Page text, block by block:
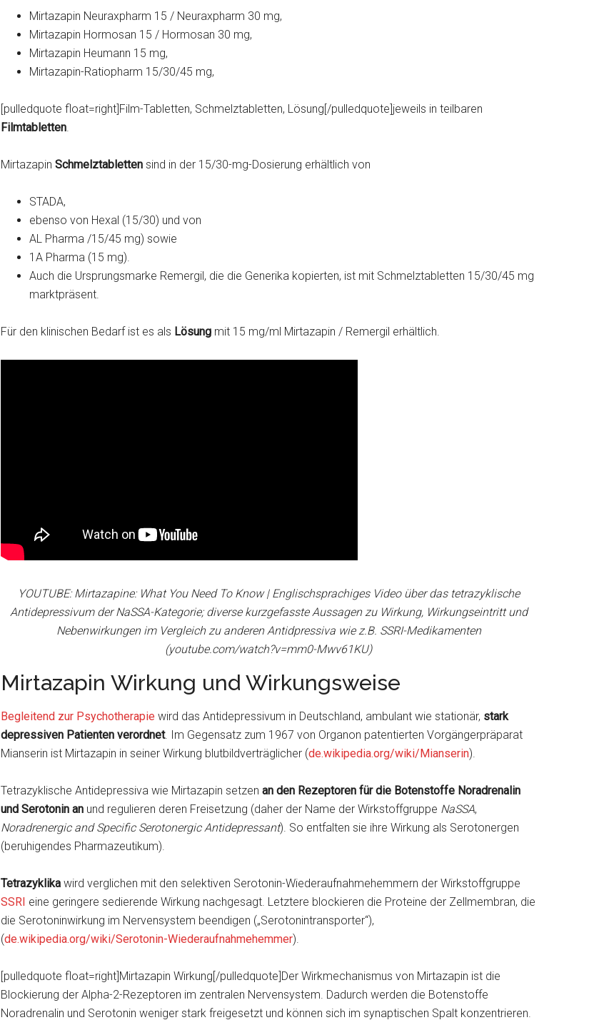
Mirtazapin Neuraxpharm 15 / Neuraxpharm 30 mg,
Mirtazapin Hormosan 15 / Hormosan 30 mg,
Mirtazapin Heumann 15 mg,
Mirtazapin-Ratiopharm 15/30/45 mg,
[pulledquote float=right]Film-Tabletten, Schmelztabletten, Lösung[/pulledquote]jeweils in teilbaren
Filmtabletten.
Mirtazapin Schmelztabletten sind in der 15/30-mg-Dosierung erhältlich von
STADA,
ebenso von Hexal (15/30) und von
AL Pharma /15/45 mg) sowie
1A Pharma (15 mg).
Auch die Ursprungsmarke Remergil, die die Generika kopierten, ist mit Schmelztabletten 15/30/45 mg
marktpräsent.
Für den klinischen Bedarf ist es als Lösung mit 15 mg/ml Mirtazapin / Remergil erhältlich.
YOUTUBE: Mirtazapine: What You Need To Know | Englischsprachiges Video über das tetrazyklische
Antidepressivum der NaSSA-Kategorie; diverse kurzgefasste Aussagen zu Wirkung, Wirkungseintritt und
Nebenwirkungen im Vergleich zu anderen Antidpressiva wie z.B. SSRI-Medikamenten
(youtube.com/watch?v=mm0-Mwv61KU)
Mirtazapin Wirkung und Wirkungsweise
Begleitend zur Psychotherapie wird das Antidepressivum in Deutschland, ambulant wie stationär, stark
depressiven Patienten verordnet. Im Gegensatz zum 1967 von Organon patentierten Vorgängerpräparat
Mianserin ist Mirtazapin in seiner Wirkung blutbildverträglicher (de.wikipedia.org/wiki/Mianserin).
Tetrazyklische Antidepressiva wie Mirtazapin setzen an den Rezeptoren für die Botenstoffe Noradrenalin
und Serotonin an und regulieren deren Freisetzung (daher der Name der Wirkstoffgruppe NaSSA,
Noradrenergic and Specific Serotonergic Antidepressant). So entfalten sie ihre Wirkung als Serotonergen
(beruhigendes Pharmazeutikum).
Tetrazyklika wird verglichen mit den selektiven Serotonin-Wiederaufnahmehemmern der Wirkstoffgruppe
SSRI eine geringere sedierende Wirkung nachgesagt. Letztere blockieren die Proteine der Zellmembran, die
die Serotoninwirkung im Nervensystem beendigen („Serotonintransporter“),
(de.wikipedia.org/wiki/Serotonin-Wiederaufnahmehemmer).
[pulledquote float=right]Mirtazapin Wirkung[/pulledquote]Der Wirkmechanismus von Mirtazapin ist die
Blockierung der Alpha-2-Rezeptoren im zentralen Nervensystem. Dadurch werden die Botenstoffe
Noradrenalin und Serotonin weniger stark freigesetzt und können sich im synaptischen Spalt konzentrieren.